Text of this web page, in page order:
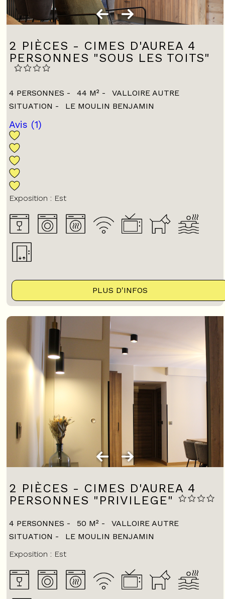
2 PIÈCES - CIMES D'AUREA 4
PERSONNES "SOUS LES TOITS"
4 PERSONNES 44 M²
VALLOIRE AUTRE
SITUATION
LE MOULIN BENJAMIN
Avis (1)
Exposition : Est
PLUS D'INFOS
2 PIÈCES - CIMES D'AUREA 4
PERSONNES "PRIVILEGE"
4 PERSONNES 50 M²
VALLOIRE AUTRE
SITUATION
LE MOULIN BENJAMIN
Exposition : Est